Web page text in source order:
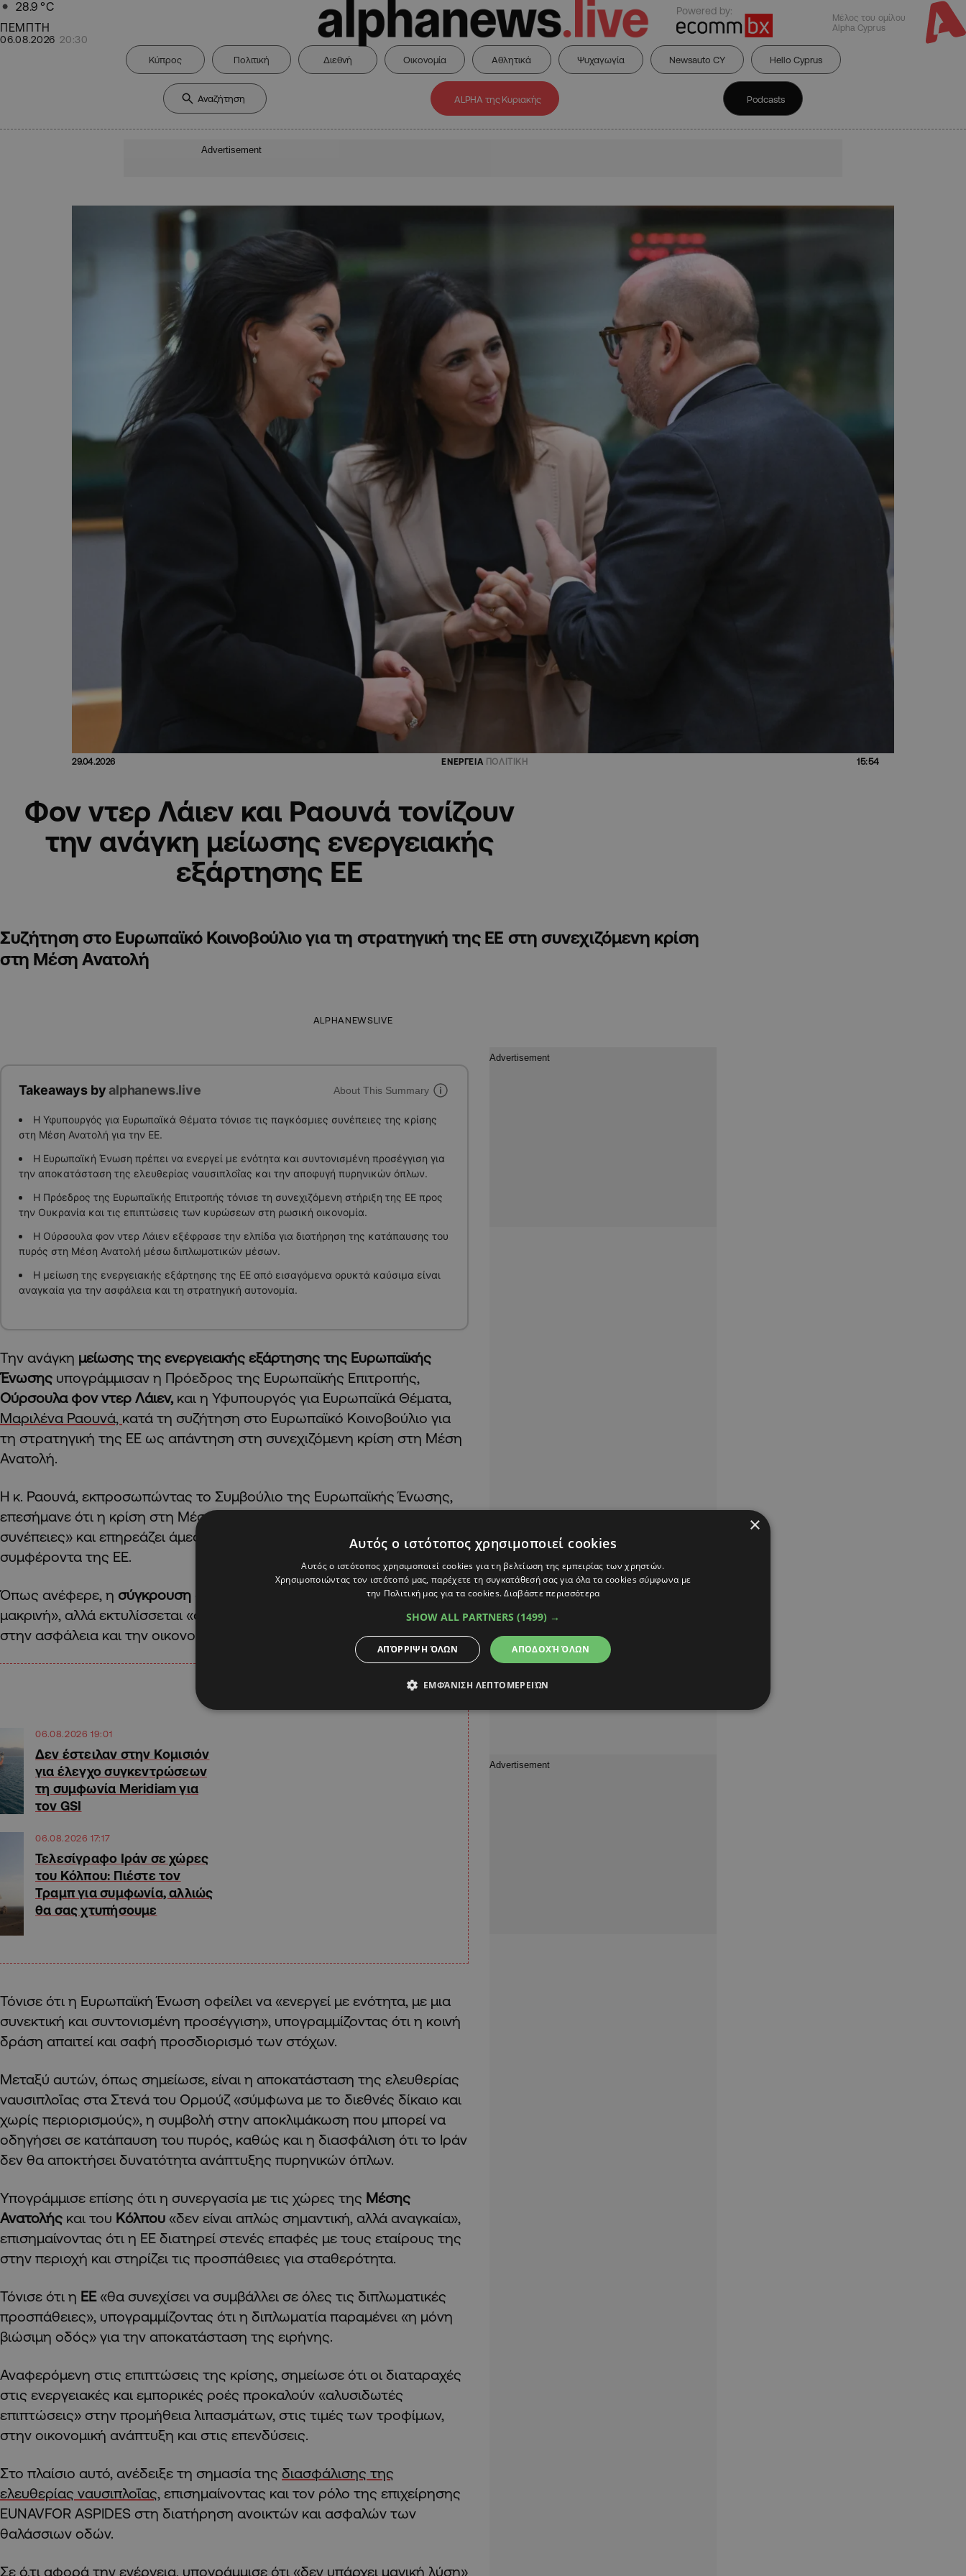
28.9 °C
ΠΕΜΠΤΗ
06.08.2026 20:30
Powered by:
Μέλος του ομίλου
Alpha Cyprus
Κύπρος Πολιτική Διεθνή Οικονομία Αθλητικά Ψυχαγωγία Newsauto CY Hello Cyprus
ALPHA της Κυριακής Podcasts
Advertisement
29.04.2026 ΕΝΕΡΓΕΙΑ ΠΟΛΙΤΙΚΗ 15:54
Φον ντερ Λάιεν και Ραουνά τονίζουν
την ανάγκη μείωσης ενεργειακής
εξάρτησης ΕΕ
Συζήτηση στο Ευρωπαϊκό Κοινοβούλιο για τη στρατηγική της ΕΕ στη συνεχιζόμενη κρίση
στη Μέση Ανατολή
ALPHANEWSLIVE
Takeaways byalphanews.live About This Summary
Η Υφυπουργός για Ευρωπαϊκά Θέματα τόνισε τις παγκόσμιες συνέπειες της κρίσης
στη Μέση Ανατολή για την ΕΕ.
Η Ευρωπαϊκή Ένωση πρέπει να ενεργεί με ενότητα και συντονισμένη προσέγγιση για
την αποκατάσταση της ελευθερίας ναυσιπλοΐας και την αποφυγή πυρηνικών όπλων.
Η Πρόεδρος της Ευρωπαϊκής Επιτροπής τόνισε τη συνεχιζόμενη στήριξη της ΕΕ προς
την Ουκρανία και τις επιπτώσεις των κυρώσεων στη ρωσική οικονομία.
Η Ούρσουλα φον ντερ Λάιεν εξέφρασε την ελπίδα για διατήρηση της κατάπαυσης του
πυρός στη Μέση Ανατολή μέσω διπλωματικών μέσων.
Η μείωση της ενεργειακής εξάρτησης της ΕΕ από εισαγόμενα ορυκτά καύσιμα είναι
αναγκαία για την ασφάλεια και τη στρατηγική αυτονομία.
Την ανάγκη μείωσης της ενεργειακής εξάρτησης της Ευρωπαϊκής
Ένωσης υπογράμμισαν η Πρόεδρος της Ευρωπαϊκής Επιτροπής,
Ούρσουλα φον ντερ Λάιεν, και η Υφυπουργός για Ευρωπαϊκά Θέματα,
Μαριλένα Ραουνά, κατά τη συζήτηση στο Ευρωπαϊκό Κοινοβούλιο για
τη στρατηγική της ΕΕ ως απάντηση στη συνεχιζόμενη κρίση στη Μέση
Ανατολή.
Η κ. Ραουνά, εκπροσωπώντας το Συμβούλιο της Ευρωπαϊκής Ένωσης,
επεσήμανε ότι η κρίση στη Μέση Ανατολή «φέρει βαθιές παγκόσμιες
συνέπειες» και επηρεάζει άμεσα το περιβάλλον ασφάλειας και τα
συμφέροντα της ΕΕ.
Όπως ανέφερε, η σύγκρουση
«δεν είναι ούτε αφηρημένη ούτε
μακρινή», αλλά εκτυλίσσεται «στη γειτονιά μας», με ευρείες επιπτώσεις
στην ασφάλεια και την οικονομία.
06.08.2026 19:01
Δεν έστειλαν στην Κομισιόν
για έλεγχο συγκεντρώσεων
τη συμφωνία Meridiam για
τον GSI
06.08.2026 17:17
Τελεσίγραφο Ιράν σε χώρες
του Κόλπου: Πιέστε τον
Τραμπ για συμφωνία, αλλιώς
θα σας χτυπήσουμε
Τόνισε ότι η Ευρωπαϊκή Ένωση οφείλει να «ενεργεί με ενότητα, με μια
συνεκτική και συντονισμένη προσέγγιση», υπογραμμίζοντας ότι η κοινή
δράση απαιτεί και σαφή προσδιορισμό των στόχων.
Μεταξύ αυτών, όπως σημείωσε, είναι η αποκατάσταση της ελευθερίας
ναυσιπλοΐας στα Στενά του Ορμούζ «σύμφωνα με το διεθνές δίκαιο και
χωρίς περιορισμούς», η συμβολή στην αποκλιμάκωση που μπορεί να
οδηγήσει σε κατάπαυση του πυρός, καθώς και η διασφάλιση ότι το Ιράν
δεν θα αποκτήσει δυνατότητα ανάπτυξης πυρηνικών όπλων.
Υπογράμμισε επίσης ότι η συνεργασία με τις χώρες της Μέσης
Ανατολής και του Κόλπου «δεν είναι απλώς σημαντική, αλλά αναγκαία»,
επισημαίνοντας ότι η ΕΕ διατηρεί στενές επαφές με τους εταίρους της
στην περιοχή και στηρίζει τις προσπάθειες για σταθερότητα.
Τόνισε ότι η ΕΕ «θα συνεχίσει να συμβάλλει σε όλες τις διπλωματικές
προσπάθειες», υπογραμμίζοντας ότι η διπλωματία παραμένει «η μόνη
βιώσιμη οδός» για την αποκατάσταση της ειρήνης.
Αναφερόμενη στις επιπτώσεις της κρίσης, σημείωσε ότι οι διαταραχές
στις ενεργειακές και εμπορικές ροές προκαλούν «αλυσιδωτές
επιπτώσεις» στην προμήθεια λιπασμάτων, στις τιμές των τροφίμων,
στην οικονομική ανάπτυξη και στις επενδύσεις.
Στο πλαίσιο αυτό, ανέδειξε τη σημασία της διασφάλισης της
ελευθερίας ναυσιπλοΐας, επισημαίνοντας και τον ρόλο της επιχείρησης
EUNAVFOR ASPIDES στη διατήρηση ανοικτών και ασφαλών των
θαλάσσιων οδών.
Σε ό,τι αφορά την ενέργεια, υπογράμμισε ότι «δεν υπάρχει μαγική λύση»
×
Αυτός ο ιστότοπος χρησιμοποιεί cookies
Αυτός ο ιστότοπος χρησιμοποιεί cookies για τη βελτίωση της εμπειρίας των χρηστών.
Χρησιμοποιώντας τον ιστότοπό μας, παρέχετε τη συγκατάθεσή σας για όλα τα cookies σύμφωνα με
την Πολιτική μας για τα cookies.Διαβάστε περισσότερα
SHOW ALL PARTNERS (1499) →
ΑΠΟΔΟΧΉ ΌΛΩΝ
ΑΠΌΡΡΙΨΗ ΌΛΩΝ
ΕΜΦΆΝΙΣΗ ΛΕΠΤΟΜΕΡΕΙΏΝ